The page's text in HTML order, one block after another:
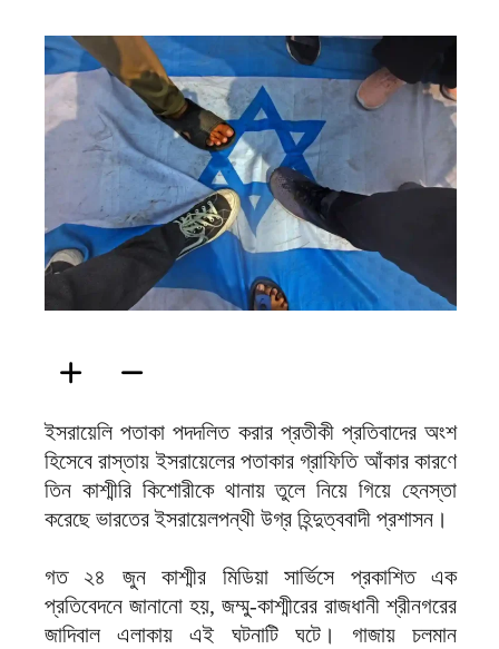
ইসরায়েলি পতাকা পদদলিত করার প্রতীকী প্রতিবাদের অংশ
হিসেবে রাস্তায় ইসরায়েলের পতাকার গ্রাফিতি আঁকার কারণে
তিন কাশ্মীরি কিশোরীকে থানায় তুলে নিয়ে গিয়ে হেনস্তা
করেছে ভারতের ইসরায়েলপন্থী উগ্র হিন্দুত্ববাদী প্রশাসন।
গত ২৪ জুন কাশ্মীর মিডিয়া সার্ভিসে প্রকাশিত এক
প্রতিবেদনে জানানো হয়, জম্মু-কাশ্মীরের রাজধানী শ্রীনগরের
জাদিবাল এলাকায় এই ঘটনাটি ঘটে। গাজায় চলমান